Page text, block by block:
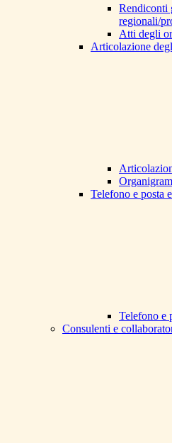
Rendiconti
regionali/
Atti degli
Articolazione
Telefono e posta
Telefono e
Consulenti e